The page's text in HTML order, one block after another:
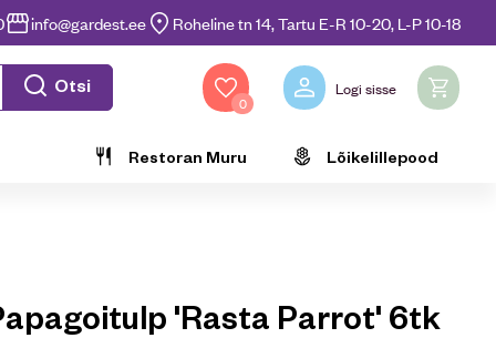
info@gardest.ee Roheline tn 14, Tartu E-R 10-20, L-P 10-18
Otsi
0
Logi sisse
Restoran Muru Lõikelillepood
'Rasta Parrot' 6tk